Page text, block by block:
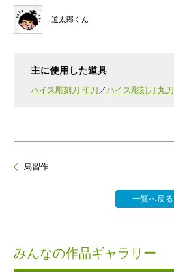
道太郎くん
主に使用した道具
ハイス彫刻刀 印刀 ハイス彫刻刀 丸刀
烏習作
一覧へ戻る
みんなの作品ギャラリー